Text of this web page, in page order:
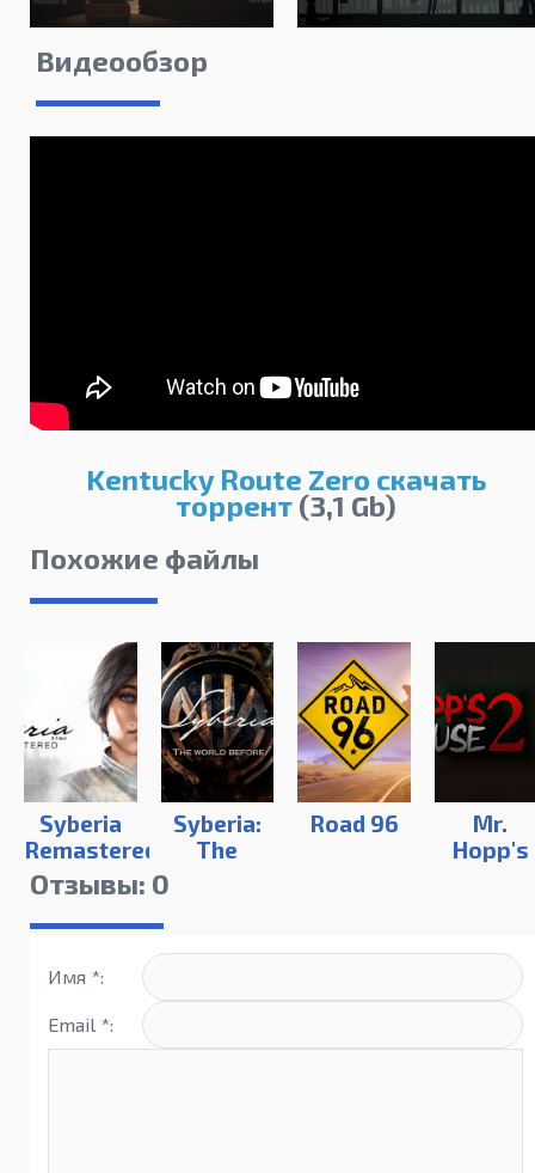
Видеообзор
Kentucky Route Zero скачать
торрент(3,1 Gb)
Похожие файлы
Syberia
Remastered
Syberia:
The
Deluxe
Road 96
Mr.
Hopp's
Отзывы: 0
Имя *:
Email *: